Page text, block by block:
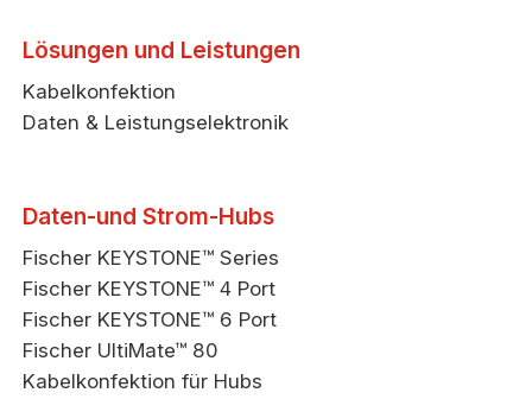
Lösungen und Leistungen
Kabelkonfektion
Daten & Leistungselektronik
Daten-und Strom-Hubs
Fischer KEYSTONE™ Series
Fischer KEYSTONE™ 4 Port
Fischer KEYSTONE™ 6 Port
Fischer UltiMate™ 80
Kabelkonfektion für Hubs